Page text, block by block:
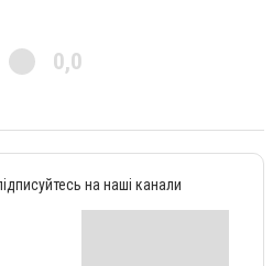
0,0
на наші канали